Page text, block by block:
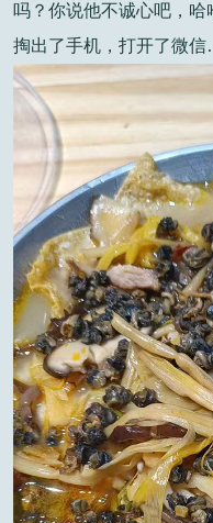
吗？你说他不诚心吧，
掏出了手机，打开了微